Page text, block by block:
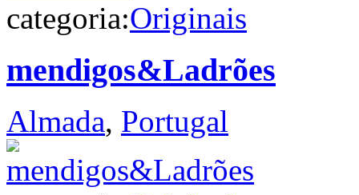
categoria:Originais
mendigos&Ladrões
Almada, Portugal